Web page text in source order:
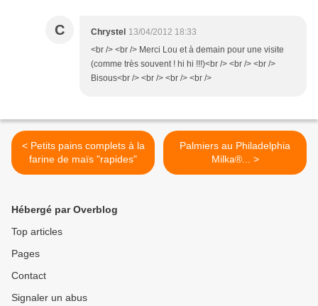
C Chrystel 13/04/2012 18:33
<br /> <br /> Merci Lou et à demain pour une visite
(comme très souvent ! hi hi !!!)<br /> <br /> <br />
Bisous<br /> <br /> <br /> <br />
< Petits pains complets à la
farine de maïs "rapides"
Palmiers au Philadelphia
Milka®... >
Hébergé par Overblog
Top articles
Pages
Contact
Signaler un abus